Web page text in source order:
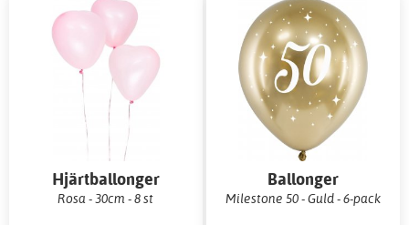
Hjärtballonger
Rosa - 30cm - 8 st
Ballonger
Milestone 50 - Guld - 6-pack